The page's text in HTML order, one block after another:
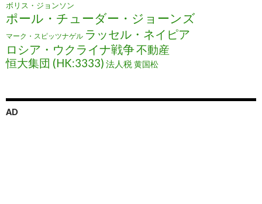
ボリス・ジョンソン
ポール・チューダー・ジョーンズ
マーク・スピッツナゲル ラッセル・ネイピア
ロシア・ウクライナ戦争不動産
恒大集団 (HK:3333) 法人税黄国松
AD